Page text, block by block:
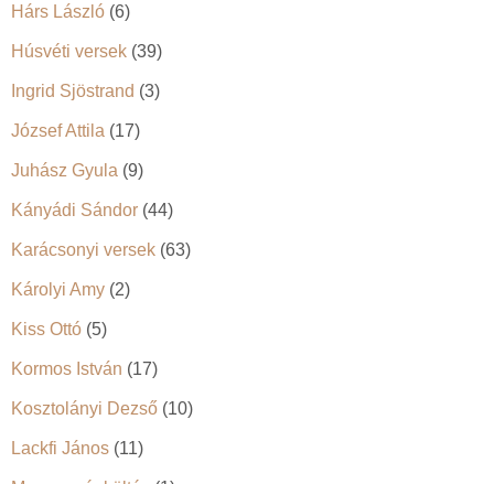
Hárs László (6)
Húsvéti versek (39)
Ingrid Sjöstrand (3)
József Attila (17)
Juhász Gyula (9)
Kányádi Sándor (44)
Karácsonyi versek (63)
Károlyi Amy (2)
Kiss Ottó (5)
Kormos István (17)
Kosztolányi Dezső (10)
Lackfi János (11)